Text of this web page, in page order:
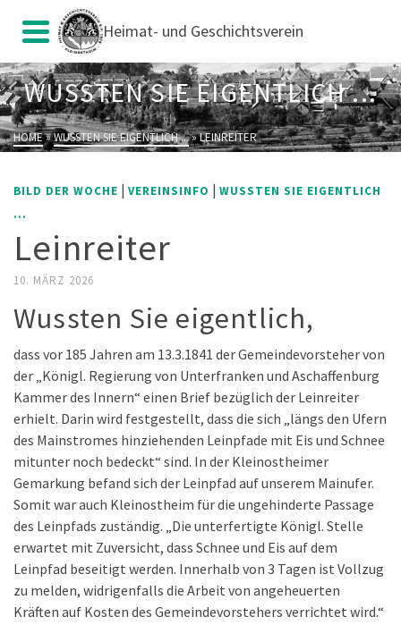
Heimat- und Geschichtsverein
WUSSTEN SIE EIGENTLICH ...
HOME»WUSSTEN SIE EIGENTLICH ...»LEINREITER
BILD DER WOCHE | VEREINSINFO | WUSSTEN SIE EIGENTLICH
...
Leinreiter
10. MÄRZ 2026
Wussten Sie eigentlich,
dass vor 185 Jahren am 13.3.1841 der Gemeindevorsteher von
der „Königl. Regierung von Unterfranken und Aschaffenburg
Kammer des Innern“ einen Brief bezüglich der Leinreiter
erhielt. Darin wird festgestellt, dass die sich „längs den Ufern
des Mainstromes hinziehenden Leinpfade mit Eis und Schnee
mitunter noch bedeckt“ sind. In der Kleinostheimer
Gemarkung befand sich der Leinpfad auf unserem Mainufer.
Somit war auch Kleinostheim für die ungehinderte Passage
des Leinpfads zuständig. „Die unterfertigte Königl. Stelle
erwartet mit Zuversicht, dass Schnee und Eis auf dem
Leinpfad beseitigt werden. Innerhalb von 3 Tagen ist Vollzug
zu melden, widrigenfalls die Arbeit von angeheuerten
Kräften auf Kosten des Gemeindevorstehers verrichtet wird.“